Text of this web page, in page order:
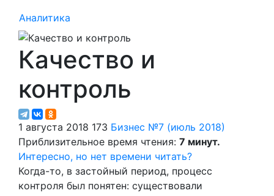
Аналитика
Качество и
контроль
1 августа 2018 173 Бизнес №7 (июль 2018)
Приблизительное время чтения: 7 минут.
Интересно, но нет времени читать?
Когда-то, в застойный период, процесс
контроля был понятен: существовали